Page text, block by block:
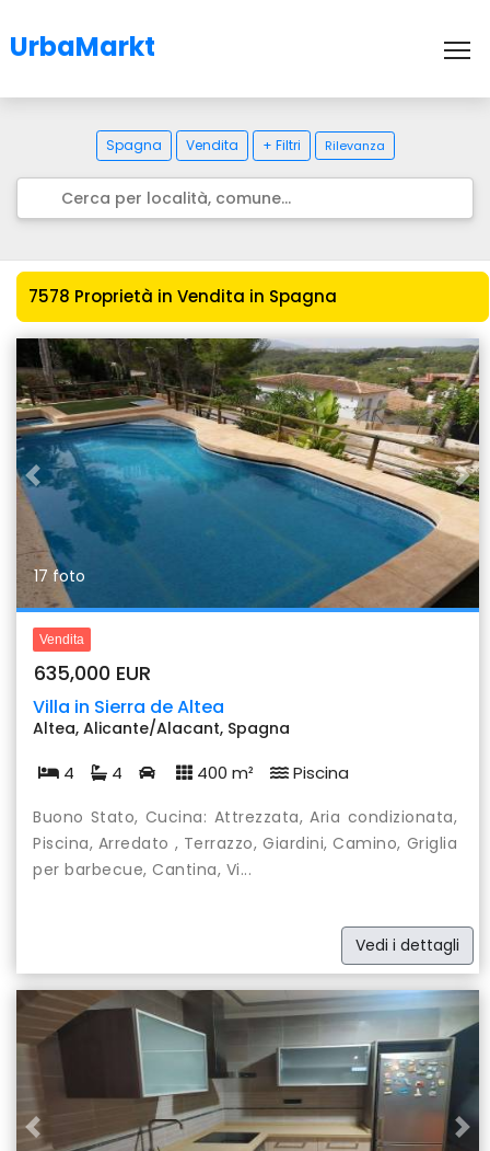
UrbaMarkt
Spagna Vendita + Filtri Rilevanza
7578 Proprietà in Vendita in Spagna
Previous
17 foto
Vendita
635,000 EUR
Villa in Sierra de Altea
Altea, Alicante/Alacant, Spagna
4 4 400 m² Piscina
Buono Stato, Cucina: Attrezzata, Aria condizionata,
Piscina, Arredato , Terrazzo, Giardini, Camino, Griglia
per barbecue, Cantina, Vi...
Vedi i dettagli
Previous